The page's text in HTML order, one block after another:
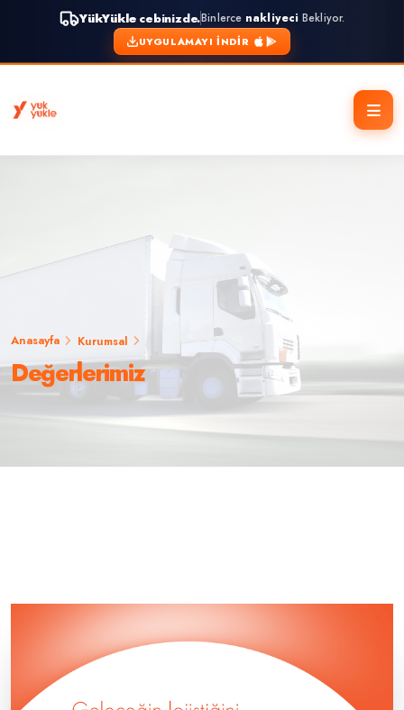
YükYüklecebinizde.Binlerce nakliyeci Bekliyor.
UYGULAMAYI İNDIR
Anasayfa Kurumsal
Değerlerimiz